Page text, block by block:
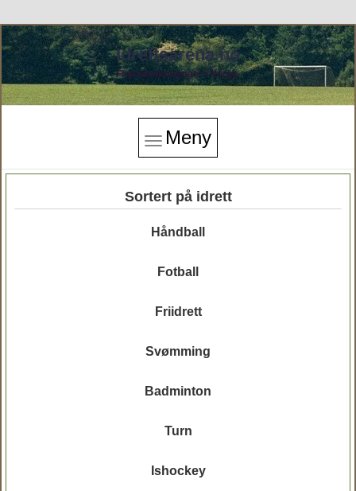
Idrettsarena.no
Finn idrettsarenaer i Norge.
Meny
Sortert på idrett
Håndball
Fotball
Friidrett
Svømming
Badminton
Turn
Ishockey